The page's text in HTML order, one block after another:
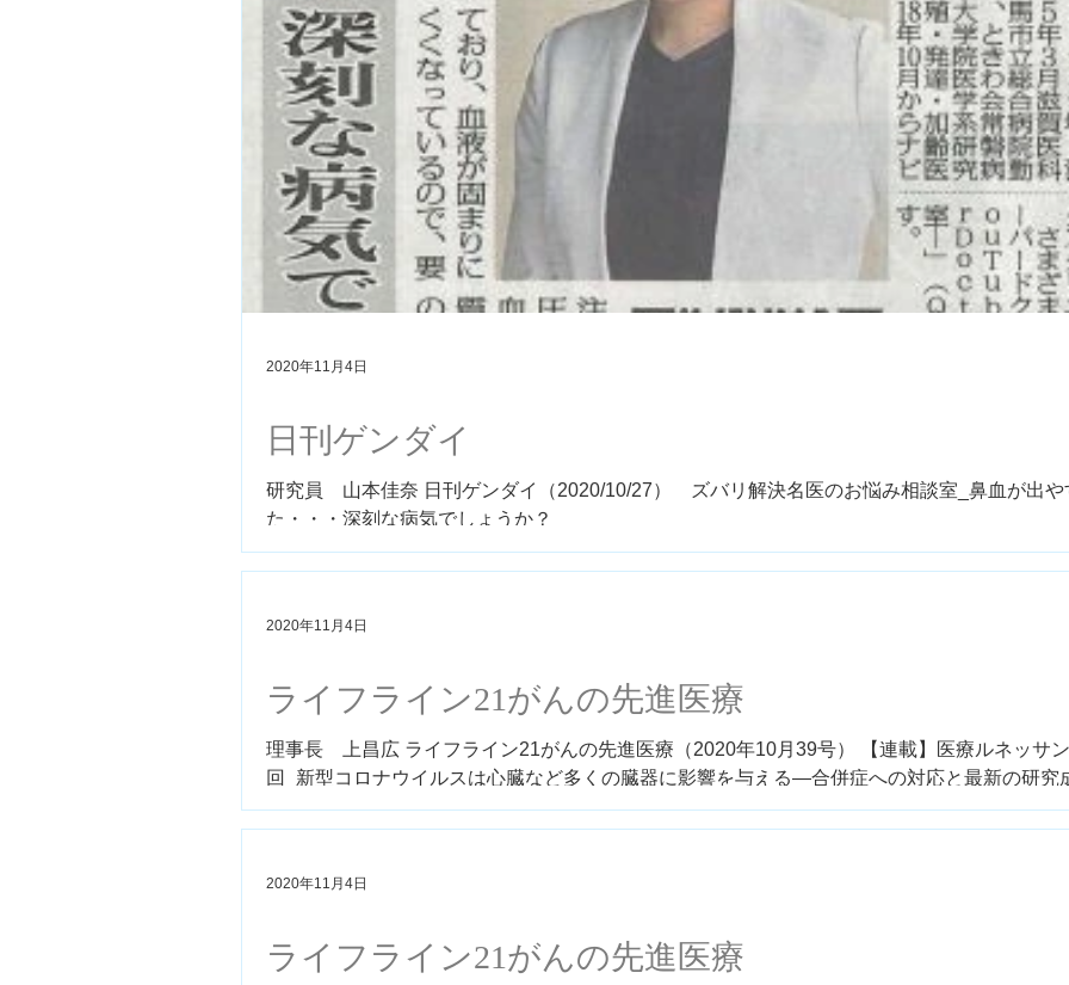
日刊ゲンダイ
研究員 山本佳奈 日刊ゲンダイ（2020/10/27） ズバリ解決名医のお悩み相談室_鼻血が出や
た・・・深刻な病気でしょうか？
2020年11月4日
ライフライン21がんの先進医療
理事長 上昌広 ライフライン21がんの先進医療（2020年10月39号） 【連載】医療ルネッサン
回_新型コロナウイルスは心臓など多くの臓器に影響を与える―合併症への対応と最新の研究
https://gan-senshiniryo.jp/magazine/late...
2020年11月4日
ライフライン21がんの先進医療
2020年11月4日